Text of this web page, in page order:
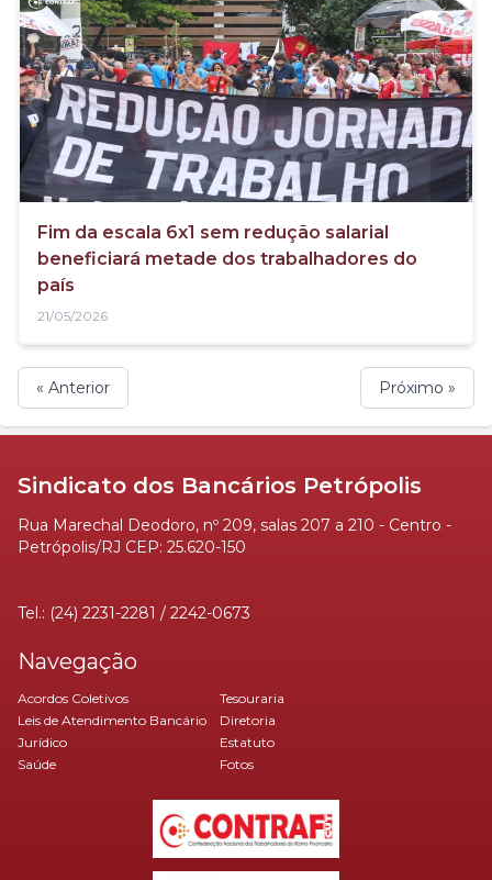
Fim da escala 6x1 sem redução salarial
beneficiará metade dos trabalhadores do
país
21/05/2026
« Anterior Próximo »
Sindicato dos Bancários Petrópolis
Rua Marechal Deodoro, nº 209, salas 207 a 210 - Centro -
Petrópolis/RJ CEP: 25.620-150
Tel.: (24) 2231-2281 / 2242-0673
Navegação
Acordos Coletivos
Leis de Atendimento Bancário
Jurídico
Saúde
Tesouraria
Diretoria
Estatuto
Fotos